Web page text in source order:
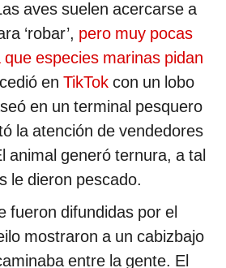
aves suelen acercarse a
‘robar’, pero muy pocas
especies marinas pidan
en TikTok con un lobo
en un terminal pesquero
la atención de vendedores
animal generó ternura, a tal
le dieron pescado.
fueron difundidas por el
mostraron a un cabizbajo
entre la gente. El